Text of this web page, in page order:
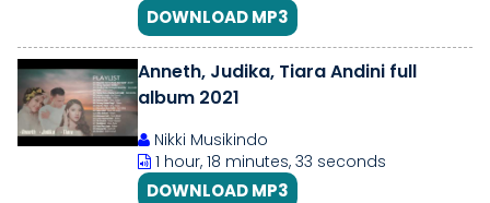
DOWNLOAD MP3
Anneth, Judika, Tiara Andini full
album 2021
Nikki Musikindo
1 hour, 18 minutes, 33 seconds
DOWNLOAD MP3